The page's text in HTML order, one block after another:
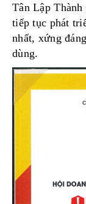
Tân Lập
tiếp tục phát
nhất, xứng
dùng.